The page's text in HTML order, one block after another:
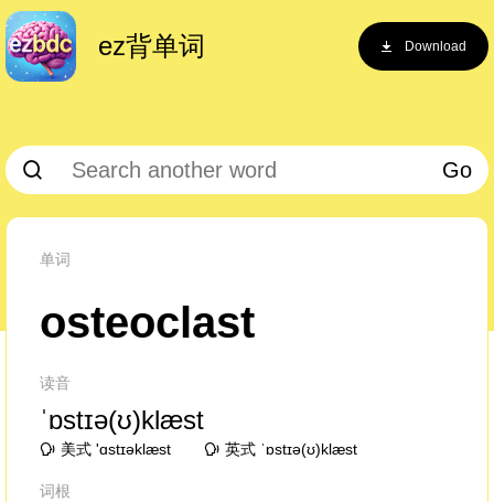
ez背单词 Download
Go
单词
osteoclast
读音
ˈɒstɪə(ʊ)klæst
美式 'ɑstɪəklæst 英式 ˈɒstɪə(ʊ)klæst
词根